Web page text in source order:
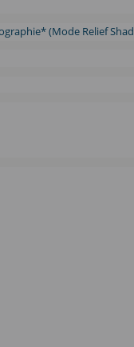
(Mode Relief